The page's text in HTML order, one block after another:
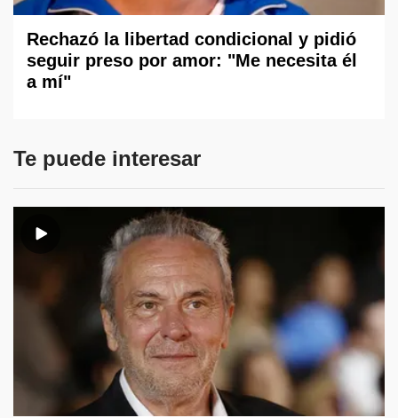
Rechazó la libertad condicional y pidió
seguir preso por amor: "Me necesita él
a mí"
Te puede interesar